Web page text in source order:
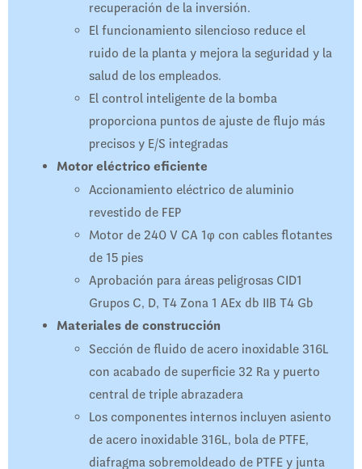
recuperación de la inversión.
El funcionamiento silencioso reduce el
ruido de la planta y mejora la seguridad y la
salud de los empleados.
El control inteligente de la bomba
proporciona puntos de ajuste de flujo más
precisos y E/S integradas
Motor eléctrico eficiente
Accionamiento eléctrico de aluminio
revestido de FEP
Motor de 240 V CA 1φ con cables flotantes
de 15 pies
Aprobación para áreas peligrosas CID1
Grupos C, D, T4 Zona 1 AEx db IIB T4 Gb
Materiales de construcción
Sección de fluido de acero inoxidable 316L
con acabado de superficie 32 Ra y puerto
central de triple abrazadera
Los componentes internos incluyen asiento
de acero inoxidable 316L, bola de PTFE,
diafragma sobremoldeado de PTFE y junta